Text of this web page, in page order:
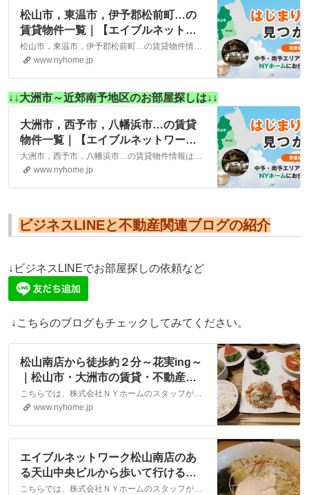
松山市，東温市，伊予郡松前町…の
賃貸物件一覧｜【エイブルネットワ
ーク】(株)NYホーム 松山市・大洲
市の賃貸・不動産
松山市，東温市，伊予郡松前町…の賃貸物件情報は、こちらに掲載しております。株式会社NYホームが自信を持ってご紹介する物件ばかりとなっております。お客様のニーズにそった物件が見つかりましたら、弊社までお気軽にお問い合わせください。
www.nyhome.jp
↓↓大洲市～近郊南予地区のお部屋探しは↓↓
大洲市，西予市，八幡浜市…の賃貸
物件一覧｜【エイブルネットワー
ク】(株)NYホーム 松山市・大洲市
の賃貸・不動産
大洲市，西予市，八幡浜市…の賃貸物件情報は、こちらに掲載しております。株式会社NYホームが自信を持ってご紹介する物件ばかりとなっております。お客様のニーズにそった物件が見つかりましたら、弊社までお気軽にお問い合わせください。
www.nyhome.jp
ビジネスLINEと不動産関連ブログの紹介
↓ビジネスLINEでお部屋探しの依頼など
↓こちらのブログもチェックしてみてください。
松山南店から徒歩約２分～花実ing～
｜松山市・大洲市の賃貸・不動産な
ら株式会社NYホーム
こちらでは、株式会社ＮＹホームのスタッフが執筆したスタッフブログ記事、「松山南店から徒歩約２分～花実ing～」をご紹介しております。他にも様々なテーマの記事がありますので、お住まい探しの合間にぜひご一読ください！
www.nyhome.jp
エイブルネットワーク松山南店のあ
る天山中央ビルから歩いて行ける場
所に『とりそば翔』さんがありま
こちらでは、株式会社ＮＹホームのスタッフが執筆したスタッフブログ記事、「エイブルネットワーク松山南店のある天山中央ビルから歩いて行ける場所に『とりそば翔』さんがあります。」をご紹介しております。他にも様々なテーマの記事がありますので、お住まい探しの合間にぜひご一読ください！